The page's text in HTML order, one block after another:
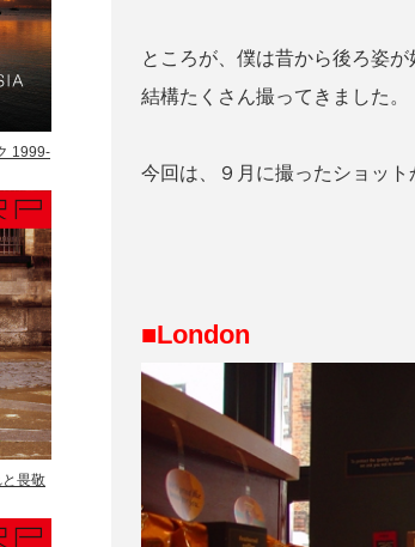
ところが、僕は昔から後ろ姿が
結構たくさん撮ってきました。
今回は、９月に撮ったショット
■London
1999-
畏敬